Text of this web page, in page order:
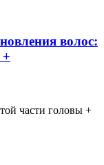
волос:
части головы +